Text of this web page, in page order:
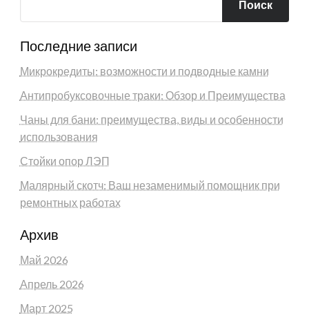
Поиск
Последние записи
Микрокредиты: возможности и подводные камни
Антипробуксовочные траки: Обзор и Преимущества
Чаны для бани: преимущества, виды и особенности
использования
Стойки опор ЛЭП
Малярный скотч: Ваш незаменимый помощник при
ремонтных работах
Архив
Май 2026
Апрель 2026
Март 2025